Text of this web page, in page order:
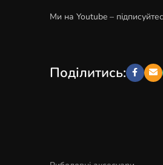
Ми на Youtube –
Поділитись: